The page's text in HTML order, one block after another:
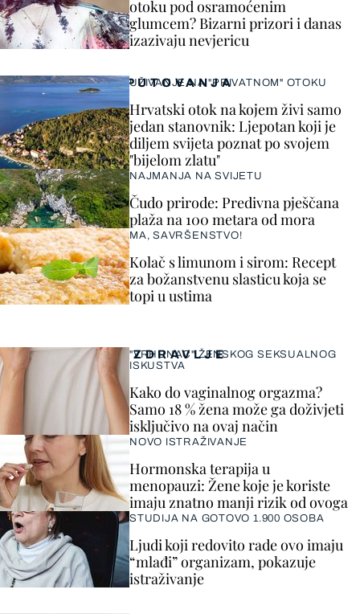
otoku pod osramoćenim
glumcem? Bizarni prizori i danas
izazivaju nevjericu
ZDRAVLJE
"VRHUNAC" ŽENSKOG SEKSUALNOG
ISKUSTVA
Kako do vaginalnog orgazma?
Samo 18 % žena može ga doživjeti
isključivo na ovaj način
NOVO ISTRAŽIVANJE
Hormonska terapija u
menopauzi: Žene koje je koriste
imaju znatno manji rizik od ovoga
STUDIJA NA GOTOVO 1.900 OSOBA
Ljudi koji redovito rade ovo imaju
“mlađi” organizam, pokazuje
istraživanje
PUTOVANJA
UŽIVANJE NA "PRIVATNOM" OTOKU
Hrvatski otok na kojem živi samo
jedan stanovnik: Ljepotan koji je
diljem svijeta poznat po svojem
"bijelom zlatu"
NAJMANJA NA SVIJETU
Čudo prirode: Predivna pješčana
plaža na 100 metara od mora
MA, SAVRŠENSTVO!
Kolač s limunom i sirom: Recept
za božanstvenu slasticu koja se
topi u ustima